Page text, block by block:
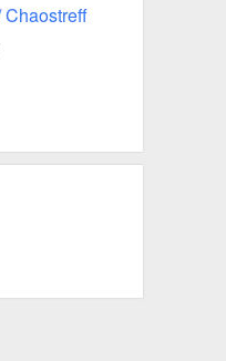
Chaostreff